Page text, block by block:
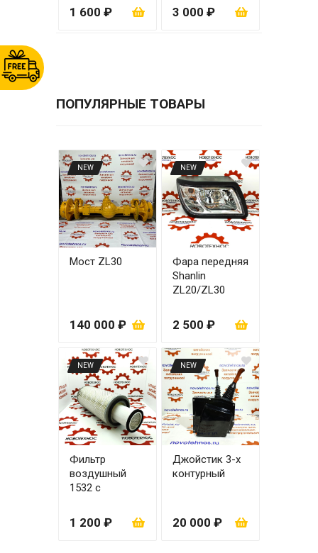
1 600 ₽ 3 000 ₽
ПОПУЛЯРНЫЕ ТОВАРЫ
NEW
Мост ZL30
140 000 ₽
NEW
Фара передняя
Shanlin
ZL20/ZL30
2 500 ₽
NEW
Фильтр
воздушный
1532 с
1 200 ₽
NEW
Джойстик 3-х
контурный
20 000 ₽